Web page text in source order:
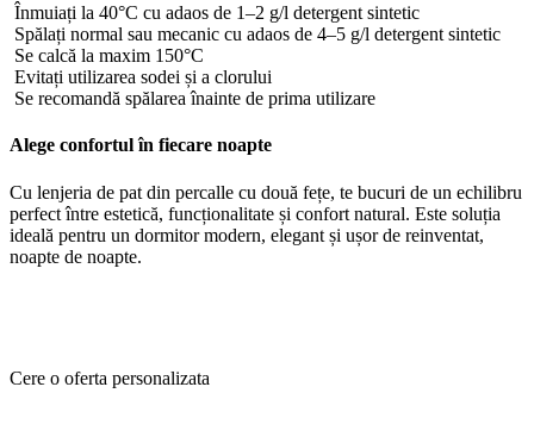
Înmuiați la 40°C cu adaos de 1–2 g/l detergent sintetic
Spălați normal sau mecanic cu adaos de 4–5 g/l detergent sintetic
Se calcă la maxim 150°C
Evitați utilizarea sodei și a clorului
Se recomandă spălarea înainte de prima utilizare
Alege confortul în fiecare noapte
Cu lenjeria de pat din percalle cu două fețe, te bucuri de un echilibru
perfect între estetică, funcționalitate și confort natural. Este soluția
ideală pentru un dormitor modern, elegant și ușor de reinventat,
noapte de noapte.
Cere o oferta personalizata